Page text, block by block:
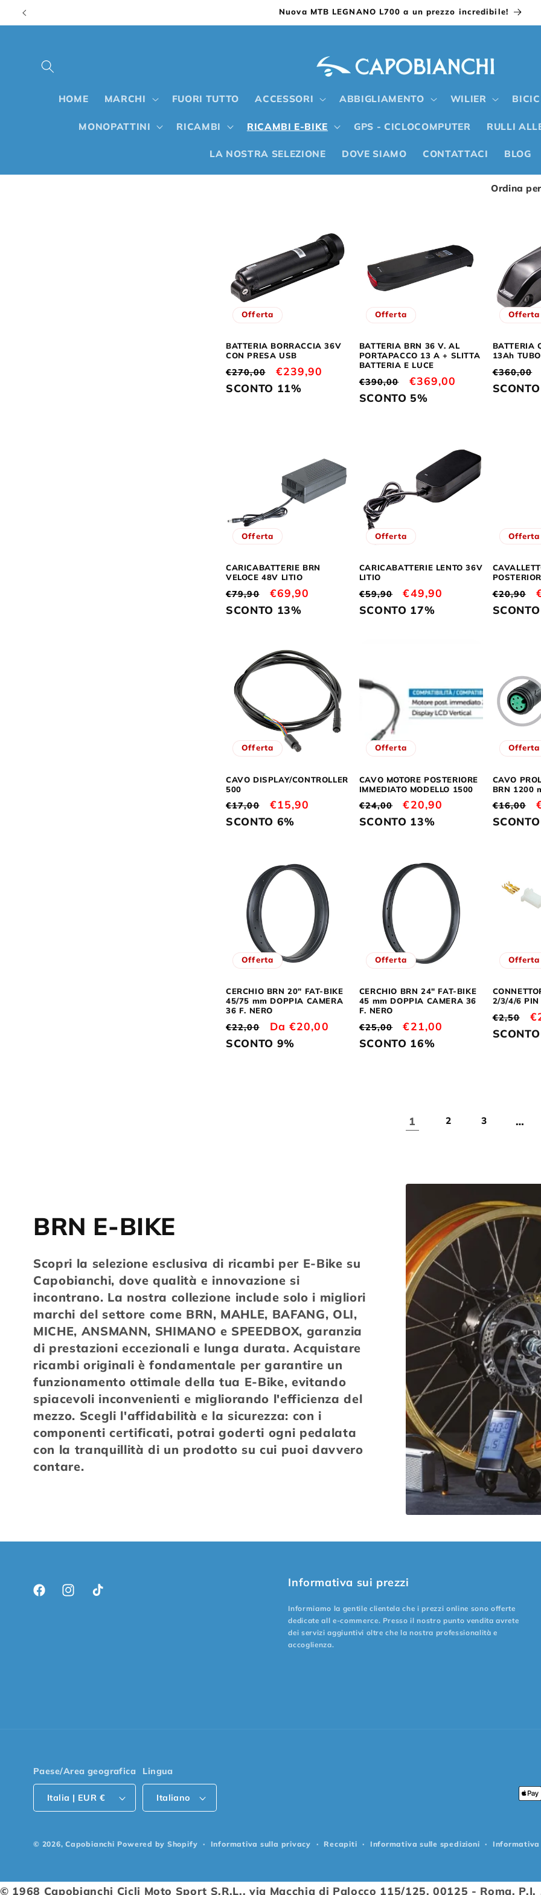
direttamente
ai contenuti
Nuova MTB LEGNANO L700 a un prezzo incredibile!
HOME MARCHI FUORI TUTTO ACCESSORI ABBIGLIAMENTO WILIER
MONOPATTINI RICAMBI RICAMBI E-BIKE GPS - CICLOCOMPUTER RULLI
LA NOSTRA SELEZIONE DOVE SIAMO CONTATTACI BLOG
Ordina
Offerta
BATTERIA BORRACCIA 36V
CON PRESA USB
Prezzo
di
€270,00
Prezzo
scontato
€239,90
SCONTO 11%
Offerta
BATTERIA BRN 36 V. AL
PORTAPACCO 13 A + SLITTA
BATTERIA E LUCE
Prezzo
di
€390,00
Prezzo
scontato
€369,00
SCONTO 5%
Offerta
BATTERIA
13Ah
Prezzo
di
€360,00
Offerta
CARICABATTERIE BRN
VELOCE 48V LITIO
Prezzo
di
€79,90
Prezzo
scontato
€69,90
SCONTO 13%
Offerta
CARICABATTERIE LENTO 36V
LITIO
Prezzo
di
€59,90
Prezzo
scontato
€49,90
SCONTO 17%
Offerta
Prezzo
di
€20,90
Offerta
CAVO DISPLAY/CONTROLLER
500
Prezzo
di
€17,00
Prezzo
scontato
€15,90
SCONTO 6%
Offerta
CAVO MOTORE POSTERIORE
IMMEDIATO MODELLO 1500
Prezzo
di
€24,00
Prezzo
scontato
€20,90
SCONTO 13%
Offerta
CAVO
BRN 1200
Prezzo
di
€16,00
Offerta
CERCHIO BRN 20" FAT-BIKE
45/75 mm DOPPIA CAMERA
36 F. NERO
Prezzo
di
€22,00
Prezzo
scontato
Da €20,00
SCONTO 9%
Offerta
CERCHIO BRN 24" FAT-BIKE
45 mm DOPPIA CAMERA 36
F. NERO
Prezzo
di
€25,00
Prezzo
scontato
€21,00
SCONTO 16%
Offerta
2/3/4/6 PIN
Prezzo
di
€2,50
1 2 3 …
C
o
l
l
e
z
i
o
n
:
BRN E-BIKE
Scopri la selezione esclusiva di ricambi per E-Bike su
Capobianchi, dove qualità e innovazione si
incontrano. La nostra collezione include solo i migliori
marchi del settore come BRN, MAHLE, BAFANG, OLI,
MICHE, ANSMANN, SHIMANO e SPEEDBOX, garanzia
di prestazioni eccezionali e lunga durata. Acquistare
ricambi originali è fondamentale per garantire un
funzionamento ottimale della tua E-Bike, evitando
spiacevoli inconvenienti e migliorando l'efficienza del
mezzo. Scegli l'affidabilità e la sicurezza: con i
componenti certificati, potrai goderti ogni pedalata
con la tranquillità di un prodotto su cui puoi davvero
contare.
FacebookInstagramTikTok
Informativa sui prezzi
Informiamo la gentile clientela che i prezzi online sono offerte
dedicate all e-commerce. Presso il nostro punto vendita avrete
dei servizi aggiuntivi oltre che la nostra professionalità e
accoglienza.
Paese/Area geografica
Italia | EUR €
Lingua
Italiano
© 2026,Capobianchi Powered by Shopify Informativa sulla privacy Recapiti Informativa sulle spedizioni
© 1968 Capobianchi Cicli Moto Sport S.R.L., via Macchia di Palocco 115/125, 00125 - Roma, P.I.